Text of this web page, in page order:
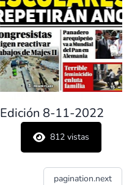
Edición 8-11-2022
812 vistas
pagination.next